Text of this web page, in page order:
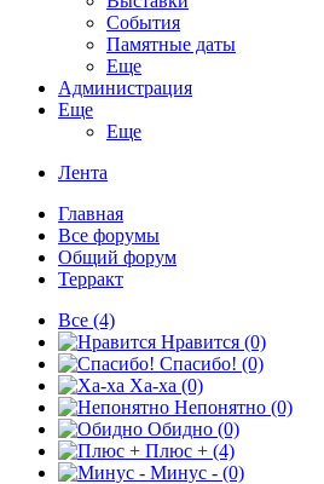
События
Памятные даты
Еще
Администрация
Еще
Еще
Лента
Главная
Все форумы
Общий форум
Терракт
Все (4)
Нравится (0)
Спасибо! (0)
Ха-ха (0)
Непонятно (0)
Обидно (0)
Плюс + (4)
Минус - (0)